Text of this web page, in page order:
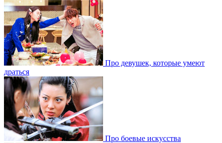
Про девушек, которые умеют
драться
Про боевые искусства